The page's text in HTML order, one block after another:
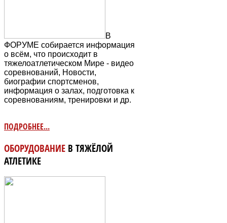
В
ФОРУМЕ собирается информация
о всём, что происходит в
тяжелоатлетическом Мире - видео
соревнований, Новости,
биографии спортсменов,
информация о залах, подготовка к
соревнованиям, тренировки и др.
ПОДРОБНЕЕ...
ОБОРУДОВАНИЕ В ТЯЖЁЛОЙ
АТЛЕТИКЕ